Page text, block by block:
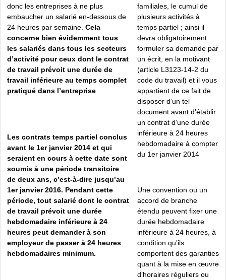
donc les entreprises à ne plus
embaucher un salarié en-dessous de
24 heures par semaine. Cela
concerne bien évidemment tous
les salariés dans tous les secteurs
d’activité pour ceux dont le contrat
de travail prévoit une durée de
travail inférieure au temps complet
pratiqué dans l’entreprise
Les contrats temps partiel conclus
avant le 1er janvier 2014 et qui
seraient en cours à cette date sont
soumis à une période transitoire
de deux ans, c’est-à-dire jusqu’au
1er janvier 2016. Pendant cette
période, tout salarié dont le contrat
de travail prévoit une durée
hebdomadaire inférieure à 24
heures peut demander à son
employeur de passer à 24 heures
hebdomadaires minimum.
familiales, le cumul de
plusieurs activités à
temps partiel ; ainsi il
devra obligatoirement
formuler sa demande par
un écrit, en la motivant
(article L3123-14-2 du
code du travail) et il vous
appartient de ce fait de
disposer d’un tel
document avant d’établir
un contrat d’une durée
inférieure à 24 heures
hebdomadaire à compter
du 1er janvier 2014
Une convention ou un
accord de branche
étendu peuvent fixer une
durée hebdomadaire
inférieure à 24 heures, à
condition qu’ils
comportent des garanties
quant à la mise en œuvre
d’horaires réguliers ou